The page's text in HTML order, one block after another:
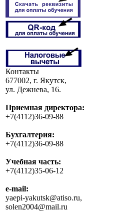
Контакты
677002, г. Якутск,
ул. Дежнева, 16.
Приемная директора:
+7(4112)36-09-88
Бухгалтерия:
+7(4112)36-09-88
Учебная часть:
+7(4112)35-06-12
e-mail:
yaepi-yakutsk@atiso.ru,
solen2004@mail.ru